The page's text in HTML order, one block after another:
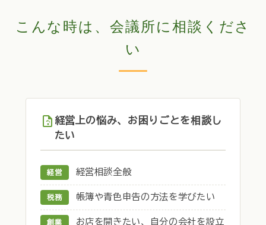
こんな時は、会議所に相談くださ
い
経営上の悩み、お困りごとを相談し
たい
経営 経営相談全般
税務 帳簿や青色申告の方法を学びたい
創業 お店を開きたい、自分の会社を設立